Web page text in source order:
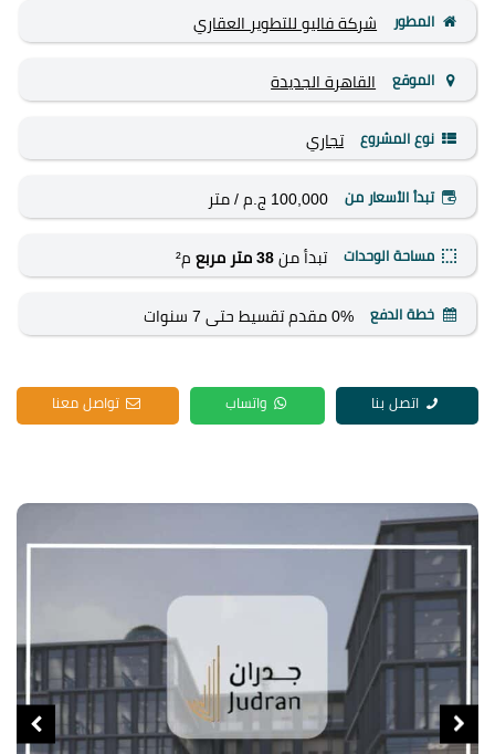
المطور شركة فاليو للتطوير العقاري
الموقع القاهرة الجديدة
نوع المشروع تجاري
تبدأ الأسعار من 100,000 ج.م / متر
مساحة الوحدات تبدأ من 38 متر مربع م²
خطة الدفع 0% مقدم تقسيط حتى 7 سنوات
اتصل بنا واتساب تواصل معنا